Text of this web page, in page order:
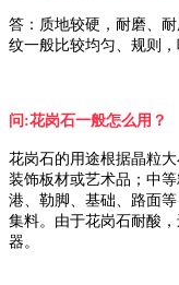
答：质地较硬，耐磨、
纹一般比较均匀、规则
问:花岗石一般怎么用？
花岗石的用途根据晶粒
装饰板材或艺术品；中
港、勒脚、基础、路面
集料。由于花岗石耐酸
器。